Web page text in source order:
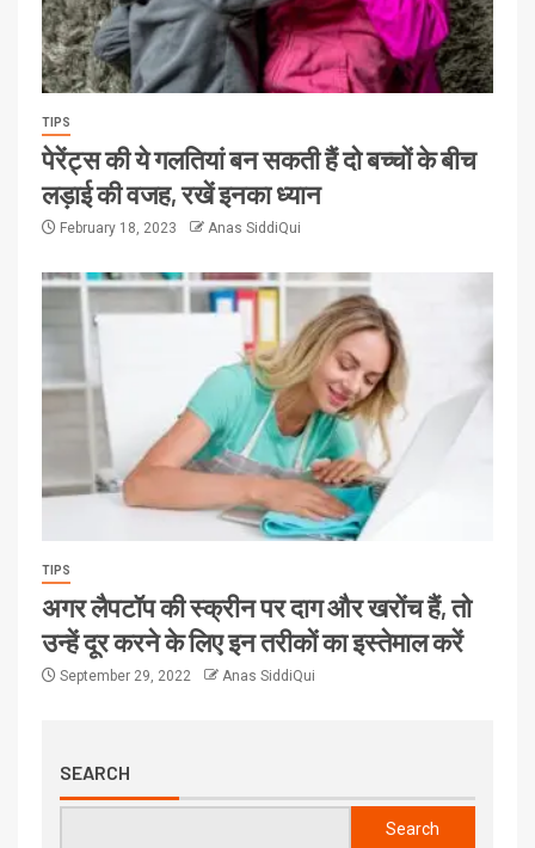
TIPS
पेरेंट्स की ये गलतियां बन सकती हैं दो बच्चों के बीच
लड़ाई की वजह, रखें इनका ध्यान
February 18, 2023 Anas SiddiQui
TIPS
अगर लैपटॉप की स्क्रीन पर दाग और खरोंच हैं, तो
उन्हें दूर करने के लिए इन तरीकों का इस्तेमाल करें
September 29, 2022 Anas SiddiQui
SEARCH
Search